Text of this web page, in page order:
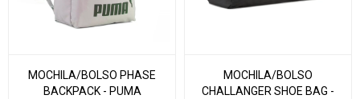
MOCHILA/BOLSO PHASE
BACKPACK - PUMA
MOCHILA/BOLSO
CHALLANGER SHOE BAG -